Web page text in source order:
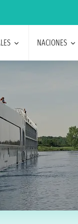
NACIONES